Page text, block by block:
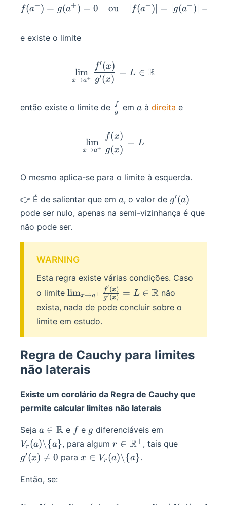
f(a+) = g(a+) = 0 ou f(a+) = g(a+) =
e existe o limite
\lim_{x\to
x→a+
lim
g′(x)
f′(x)
= L ∈ R
então existe o limite de \frac
f g
g
f em a
aà direita e
\lim_{x\to
x→a+
lim
g(x)
f(x)
= L
O mesmo aplica-se para o limite à esquerda.
👉 É de salientar que em a
a, o valor de g'(a)
g′(a)
pode ser nulo, apenas na semi-vizinhança é que
não pode ser.
WARNING
Esta regra existe várias condições. Caso
o limite \lim_{x\to
a^+}\frac{f'(x)}
{g'(x)}=L\in\overline
\R
limx→a+
g′(x)
f′(x) = L ∈ R não
exista, nada de pode concluir sobre o
limite em estudo.
Regra de Cauchy para limites
não laterais
Existe um corolário da Regra de Cauchy que
permite calcular limites não laterais
Seja a\in\R
a ∈ R e ffe g
g diferenciáveis em
\{a\}
Vr (a)\{a}, para algumr\in\R^+
r ∈ R+, tais queg'(x)\ne
g′(x) 
= 0 parax\in
x ∈ Vr (a)\{a}.
Então, se: